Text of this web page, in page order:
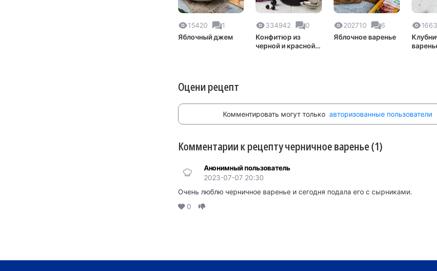
15420
1
Яблочный джем
334942
0
Конфитюр из
черной и красной
202710
6
Яблочное варенье
Оцени рецепт
Комментировать могут толькоавторизованные пользователи
Комментарии к рецепту черничное варенье (1)
Анонимный пользователь
2023-07-07 20:30
Очень люблю черничное варенье и сегодня подала его с сырниками.
0